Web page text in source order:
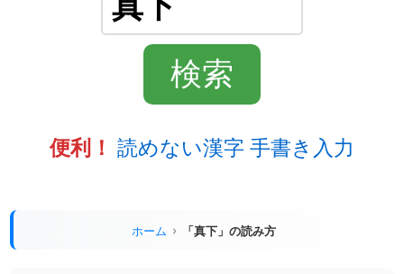
便利！ 読めない漢字 手書き入力
ホーム 「真下」の読み方